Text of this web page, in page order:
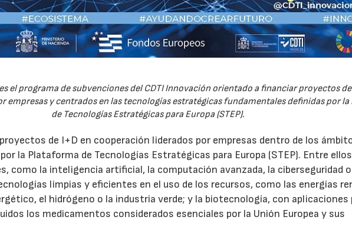
el programa de subvenciones del CDTI Innovación orientado a financiar proyectos
empresas y centrados en las tecnologías estratégicas fundamentales definidas por
de Tecnologías Estratégicas para Europa (STEP).
de I+D en cooperación liderados por empresas dentro de los
la Plataforma de Tecnologías Estratégicas para Europa (STEP). Entre
como la inteligencia artificial, la computación avanzada, la ciberseguridad
limpias y eficientes en el uso de los recursos, como las energías
el hidrógeno o la industria verde; y la biotecnología, con aplicaciones
los medicamentos considerados esenciales por la Unión Europea y sus